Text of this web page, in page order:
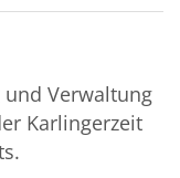
Verwaltung
Karlingerzeit